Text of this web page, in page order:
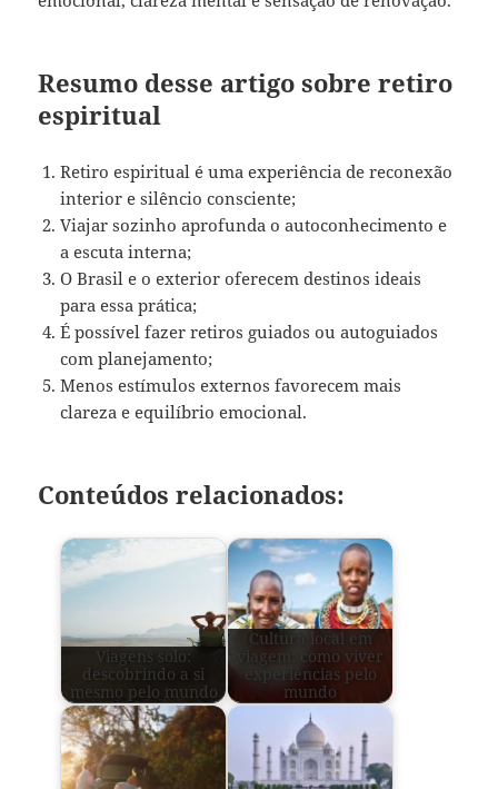
Resumo desse artigo sobre retiro
espiritual
Retiro espiritual é uma experiência de reconexão
interior e silêncio consciente;
Viajar sozinho aprofunda o autoconhecimento e
a escuta interna;
O Brasil e o exterior oferecem destinos ideais
para essa prática;
É possível fazer retiros guiados ou autoguiados
com planejamento;
Menos estímulos externos favorecem mais
clareza e equilíbrio emocional.
Conteúdos relacionados:
Viagens solo:
descobrindo a si
mesmo pelo mundo
Cultura local em
viagem: como viver
experiências pelo
mundo